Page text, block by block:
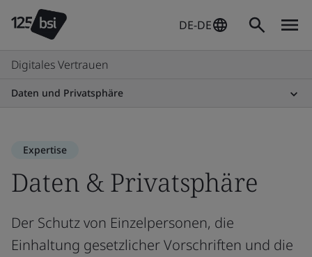
DE-DE
Digitales Vertrauen
Daten und Privatsphäre
Expertise
Daten & Privatsphäre
Der Schutz von Einzelpersonen, die
Einhaltung gesetzlicher Vorschriften und die